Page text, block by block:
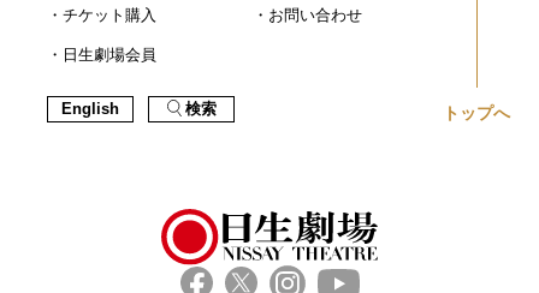
チケット購入
日生劇場会員
お問い合わせ
English 検索 トップへ